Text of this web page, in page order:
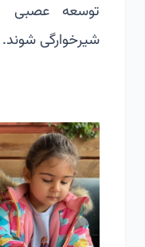
توسعه عصبی
شیرخوارگی شوند.